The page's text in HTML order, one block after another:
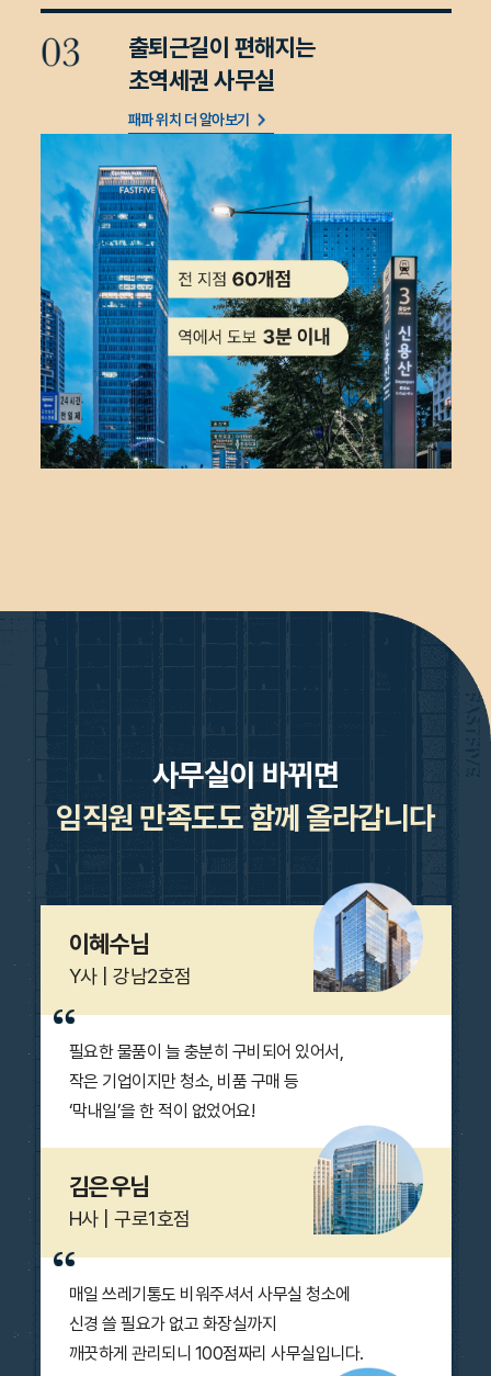
출퇴근길이 편해지는
초역세권 사무실
패파 위치 더 알아보기
사무실이 바뀌면
임직원 만족도도 함께 올라갑니다
이혜수님
Y사 | 강남2호점
필요한 물품이 늘 충분히 구비되어 있어서,
작은 기업이지만 청소, 비품 구매 등
‘막내일’을 한 적이 없었어요!
김은우님
H사 | 구로1호점
매일 쓰레기통도 비워주셔서 사무실 청소에
신경 쓸 필요가 없고 화장실까지
깨끗하게 관리되니 100점짜리 사무실입니다.